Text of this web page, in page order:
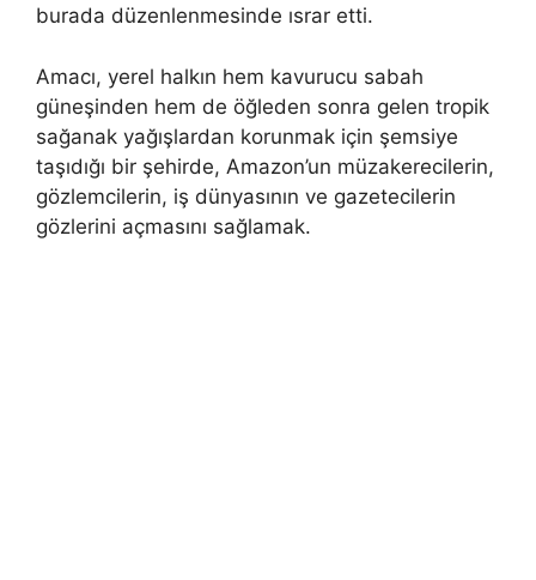
burada düzenlenmesinde ısrar etti.
Amacı, yerel halkın hem kavurucu sabah
güneşinden hem de öğleden sonra gelen tropik
sağanak yağışlardan korunmak için şemsiye
taşıdığı bir şehirde, Amazon’un müzakerecilerin,
gözlemcilerin, iş dünyasının ve gazetecilerin
gözlerini açmasını sağlamak.